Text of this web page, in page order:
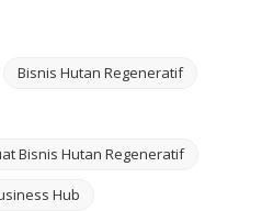
Bisnis Hutan Regeneratif
Bisnis Hutan Regeneratif
Hub